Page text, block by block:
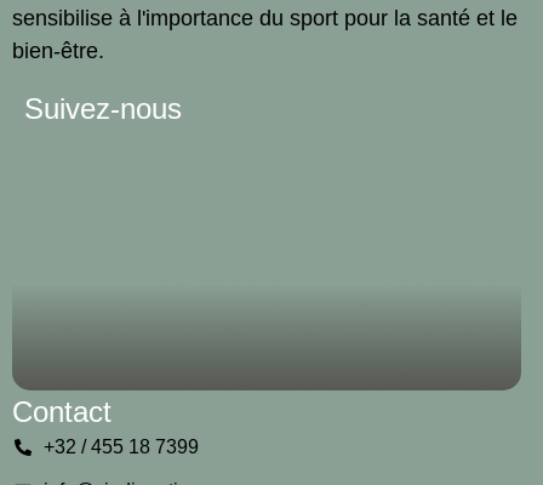
sensibilise à l'importance du sport pour la santé et le
bien-être.
Suivez-nous
Contact
+32 / 455 18 7399